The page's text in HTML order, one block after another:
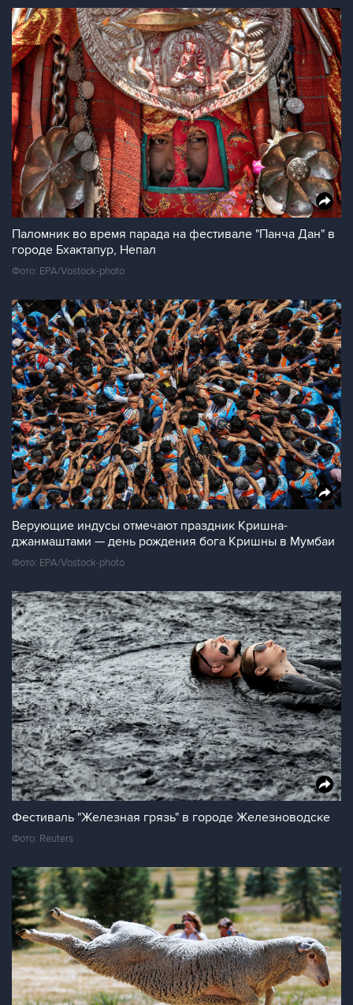
Паломник во время парада на фестивале "Панча Дан" в
городе Бхактапур, Непал
Фото: EPA/Vostock-photo
Верующие индусы отмечают праздник Кришна-
джанмаштами — день рождения бога Кришны в Мумбаи
Фото: EPA/Vostock-photo
Фестиваль "Железная грязь" в городе Железноводске
Фото: Reuters